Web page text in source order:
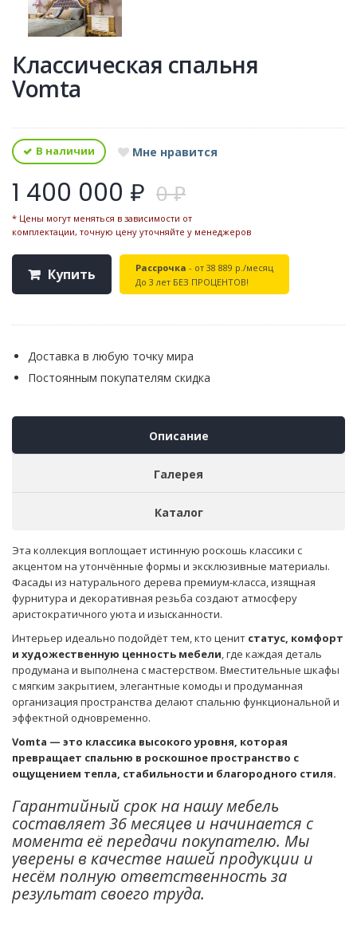
Классическая спальня
Vomta
В наличии Мне нравится
1 400 000 ₽ 0 ₽
* Цены могут меняться в зависимости от
комплектации, точную цену уточняйте у менеджеров
Купить Рассрочка - от 38 889 р./месяц
До 3 лет БЕЗ ПРОЦЕНТОВ!
Доставка в любую точку мира
Постоянным покупателям скидка
Описание
Галерея
Каталог
Эта коллекция воплощает истинную роскошь классики с
акцентом на утончённые формы и эксклюзивные материалы.
Фасады из натурального дерева премиум-класса, изящная
фурнитура и декоративная резьба создают атмосферу
аристократичного уюта и изысканности.
Интерьер идеально подойдёт тем, кто ценит статус, комфорт
и художественную ценность мебели, где каждая деталь
продумана и выполнена с мастерством. Вместительные шкафы
с мягким закрытием, элегантные комоды и продуманная
организация пространства делают спальню функциональной и
эффектной одновременно.
Vomta — это классика высокого уровня, которая
превращает спальню в роскошное пространство с
ощущением тепла, стабильности и благородного стиля.
Гарантийный срок на нашу мебель
составляет 36 месяцев и начинается с
момента её передачи покупателю. Мы
уверены в качестве нашей продукции и
несём полную ответственность за
результат своего труда.